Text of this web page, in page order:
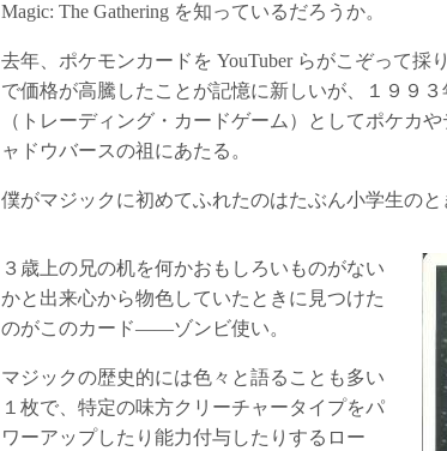
Magic: The Gathering を知っているだろうか。
去年、ポケモンカードを YouTuber らがこぞって採
で価格が高騰したことが記憶に新しいが、１９９
（トレーディング・カードゲーム）としてポケカ
ャドウバースの祖にあたる。
僕がマジックに初めてふれたのはたぶん小学生のと
３歳上の兄の机を何かおもしろいものがない
かと出来心から物色していたときに見つけた
のがこのカード――ゾンビ使い。
マジックの歴史的には色々と語ることも多い
１枚で、特定の味方クリーチャータイプをパ
ワーアップしたり能力付与したりするロー